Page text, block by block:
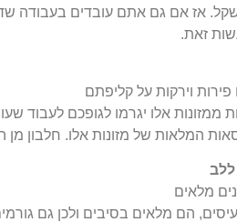
אז אם גם אתם עובדים בעבודה
זאת.
וירקות על קליפתם
ממזונות אלו יגרמו לגופכם לעבוד
המלאות של מזונות אלו. חלבון
ללב
מלאים
הם מלאים בסיבים ולכן גם